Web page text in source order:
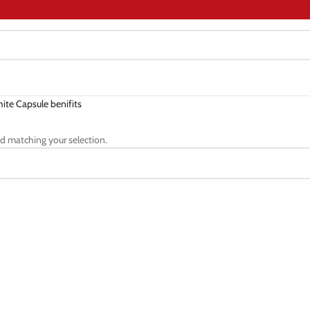
Capsule benifits
matching your selection.